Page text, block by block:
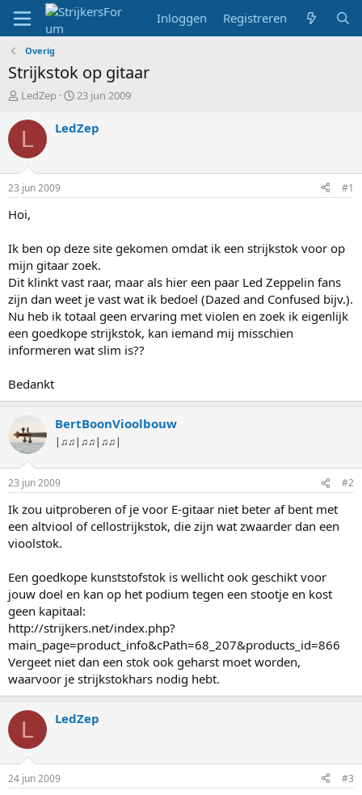
Inloggen Registreren
Overig
Strijkstok op gitaar
T
p
s
t
a
r
r
LedZep
S
a
t
23 jun 2009
L LedZep
23 jun 2009 #1
Hoi,
Ik ben op deze site gekomen omdat ik een strijkstok voor op
mijn gitaar zoek.
Dit klinkt vast raar, maar als hier een paar Led Zeppelin fans
zijn dan weet je vast wat ik bedoel (Dazed and Confused bijv.).
Nu heb ik totaal geen ervaring met violen en zoek ik eigenlijk
een goedkope strijkstok, kan iemand mij misschien
informeren wat slim is??
Bedankt
BertBoonVioolbouw
|♫♫|♫♫|♫♫|
23 jun 2009 #2
Ik zou uitproberen of je voor E-gitaar niet beter af bent met
een altviool of cellostrijkstok, die zijn wat zwaarder dan een
vioolstok.
Een goedkope kunststofstok is wellicht ook geschikt voor
jouw doel en kan op het podium tegen een stootje en kost
geen kapitaal:
http://strijkers.net/index.php?
main_page=product_info&cPath=68_207&products_id=866
Vergeet niet dan een stok ook geharst moet worden,
waarvoor je strijkstokhars nodig hebt.
L LedZep
24 jun 2009 #3